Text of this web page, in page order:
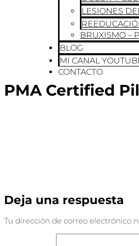
LESIONES
BRUXISMO –
BLOG
MI CANAL
CONTACTO
PMA Certified
Deja una respuesta
Tu dirección de correo electrónico